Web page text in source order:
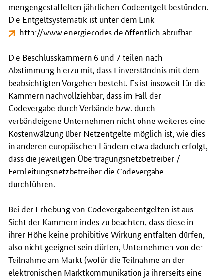
mengengestaffelten jährlichen Codeentgelt bestünden.
Die Entgeltsystematik ist unter dem Link
http://www.energiecodes.de öffentlich abrufbar.
Die Beschlusskammern 6 und 7 teilen nach
Abstimmung hierzu mit, dass Einverständnis mit dem
beabsichtigten Vorgehen besteht. Es ist insoweit für die
Kammern nachvollziehbar, dass im Fall der
Codevergabe durch Verbände bzw. durch
verbändeigene Unternehmen nicht ohne weiteres eine
Kostenwälzung über Netzentgelte möglich ist, wie dies
in anderen europäischen Ländern etwa dadurch erfolgt,
dass die jeweiligen Übertragungsnetzbetreiber /
Fernleitungsnetzbetreiber die Codevergabe
durchführen.
Bei der Erhebung von Codevergabeentgelten ist aus
Sicht der Kammern indes zu beachten, dass diese in
ihrer Höhe keine prohibitive Wirkung entfalten dürfen,
also nicht geeignet sein dürfen, Unternehmen von der
Teilnahme am Markt (wofür die Teilnahme an der
elektronischen Marktkommunikation ja ihrerseits eine